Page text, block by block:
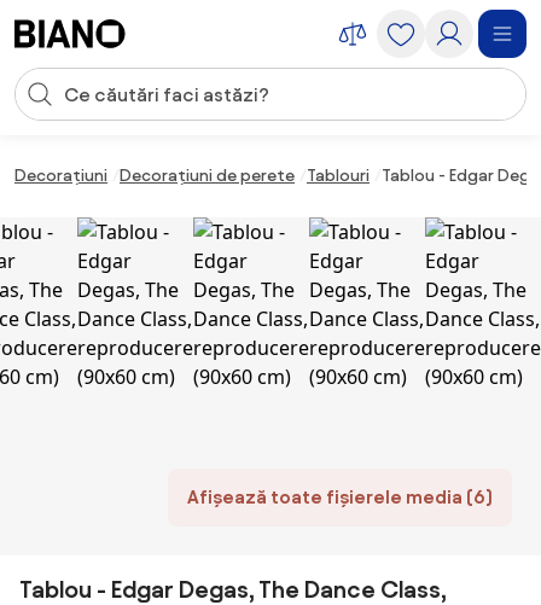
Introducerea căutării
Decorațiuni Decorațiuni de perete Tablouri Tablou - Edgar
Afișează toate fișierele media (6)
Tablou - Edgar Degas, The Dance Class,